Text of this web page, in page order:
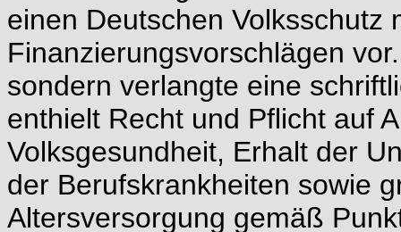
einen Deutschen Volksschutz
Finanzierungsvorschlägen
sondern verlangte eine
enthielt Recht und Pflicht auf
Volksgesundheit, Erhalt der
der Berufskrankheiten sowie
Altersversorgung gemäß